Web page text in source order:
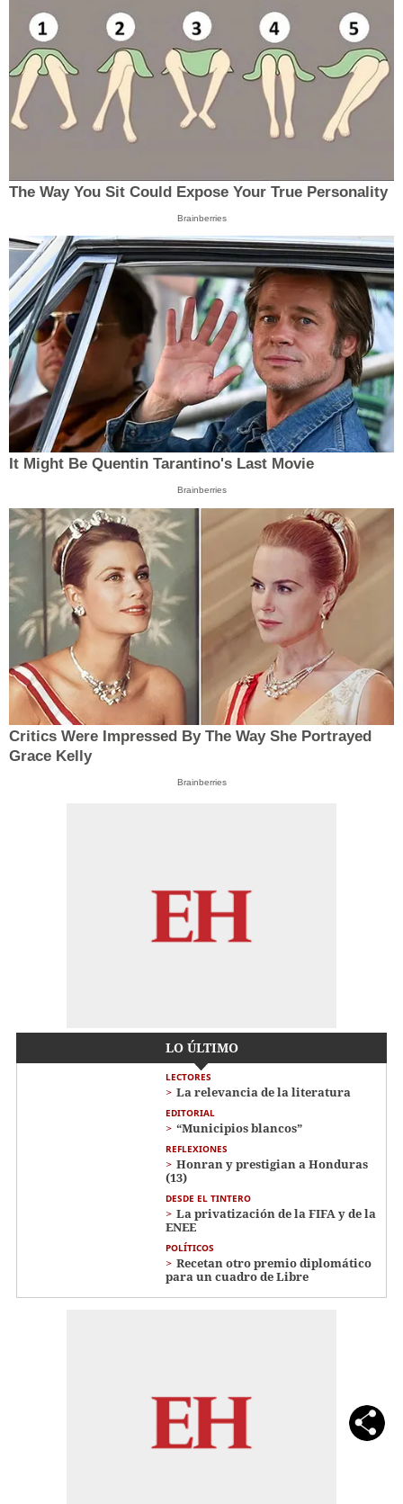
The Way You Sit Could Expose Your True Personality
Brainberries
It Might Be Quentin Tarantino's Last Movie
Brainberries
Critics Were Impressed By The Way She Portrayed
Grace Kelly
Brainberries
LO ÚLTIMO
LECTORES
La relevancia de la literatura
EDITORIAL
“Municipios blancos”
REFLEXIONES
Honran y prestigian a Honduras
(13)
DESDE EL TINTERO
La privatización de la FIFA y de la
ENEE
POLÍTICOS
Recetan otro premio diplomático
para un cuadro de Libre